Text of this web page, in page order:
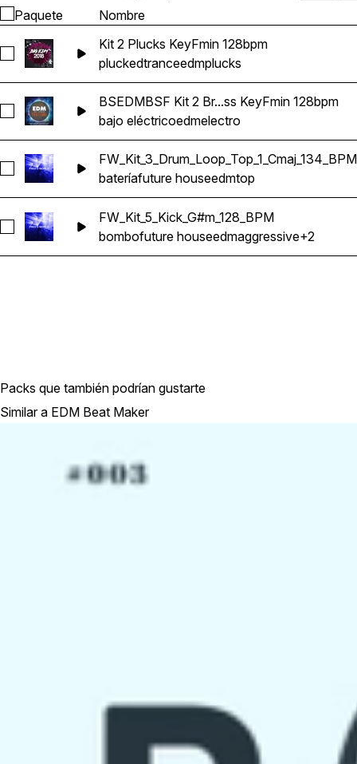
Paquete Nombre
Seleccionar Kit 2 Plucks KeyFmin 128bpm
Kit 2 Plucks KeyFmin 128bpm
pluckedtranceedmplucks
Seleccionar BSEDMBSF Kit 2 Breakdown Bass KeyFmin
BSEDMBSF Kit 2 Br...ss KeyFmin 128bpm
bajo eléctricoedmelectro
Seleccionar FW_Kit_3_Drum_Loop_Top_1_Cmaj_134_BPM
FW_Kit_3_Drum_Loop_Top_1_Cmaj_134_BPM
bateríafuture houseedmtop
Seleccionar FW_Kit_5_Kick_G#m_128_BPM
FW_Kit_5_Kick_G#m_128_BPM
bombofuture houseedmaggressive+2
Packs que también podrían gustarte
Similar a EDM Beat Maker